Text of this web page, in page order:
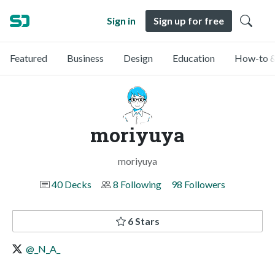
Sign in Sign up for free
Featured Business Design Education How-to
moriyuya
moriyuya
40 Decks
8 Following 98 Followers
6 Stars
@_N_A_